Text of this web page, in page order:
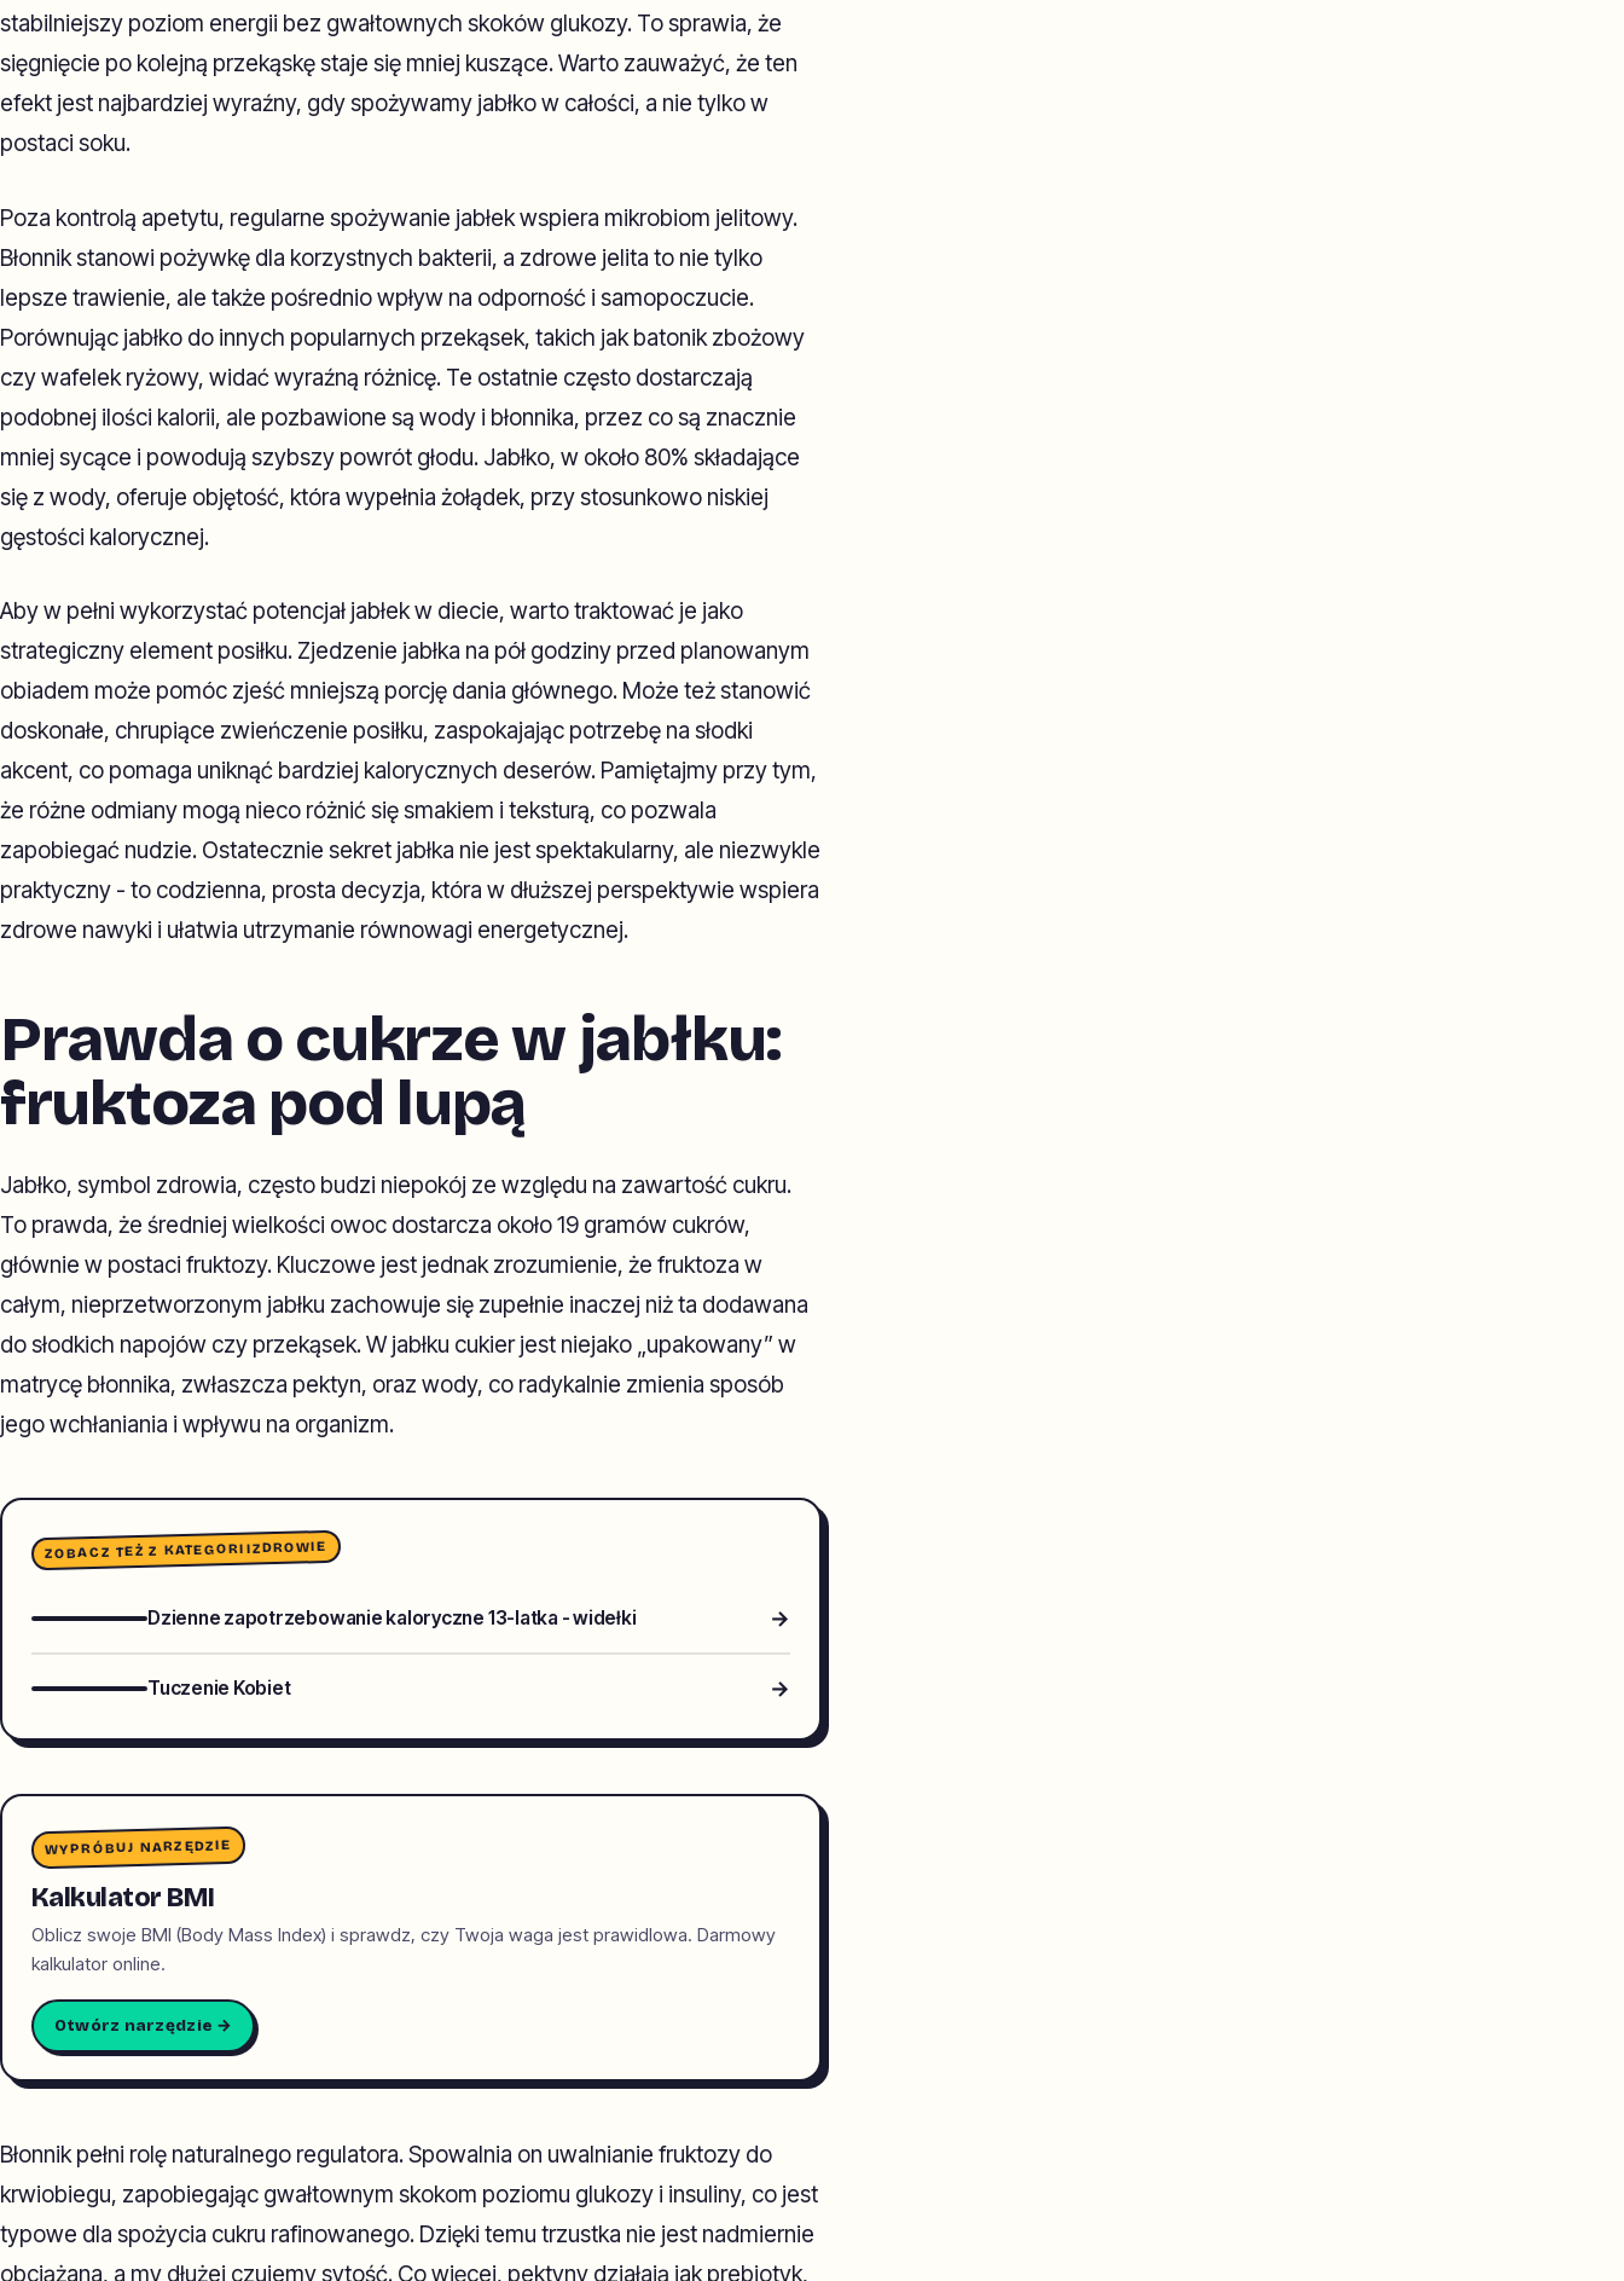
stabilniejszy poziom energii bez gwałtownych skoków glukozy. To sprawia, że
sięgnięcie po kolejną przekąskę staje się mniej kuszące. Warto zauważyć, że ten
efekt jest najbardziej wyraźny, gdy spożywamy jabłko w całości, a nie tylko w
postaci soku.
Poza kontrolą apetytu, regularne spożywanie jabłek wspiera mikrobiom jelitowy.
Błonnik stanowi pożywkę dla korzystnych bakterii, a zdrowe jelita to nie tylko
lepsze trawienie, ale także pośrednio wpływ na odporność i samopoczucie.
Porównując jabłko do innych popularnych przekąsek, takich jak batonik zbożowy
czy wafelek ryżowy, widać wyraźną różnicę. Te ostatnie często dostarczają
podobnej ilości kalorii, ale pozbawione są wody i błonnika, przez co są znacznie
mniej sycące i powodują szybszy powrót głodu. Jabłko, w około 80% składające
się z wody, oferuje objętość, która wypełnia żołądek, przy stosunkowo niskiej
gęstości kalorycznej.
Aby w pełni wykorzystać potencjał jabłek w diecie, warto traktować je jako
strategiczny element posiłku. Zjedzenie jabłka na pół godziny przed planowanym
obiadem może pomóc zjeść mniejszą porcję dania głównego. Może też stanowić
doskonałe, chrupiące zwieńczenie posiłku, zaspokajając potrzebę na słodki
akcent, co pomaga uniknąć bardziej kalorycznych deserów. Pamiętajmy przy tym,
że różne odmiany mogą nieco różnić się smakiem i teksturą, co pozwala
zapobiegać nudzie. Ostatecznie sekret jabłka nie jest spektakularny, ale niezwykle
praktyczny - to codzienna, prosta decyzja, która w dłuższej perspektywie wspiera
zdrowe nawyki i ułatwia utrzymanie równowagi energetycznej.
Prawda o cukrze w jabłku:
fruktoza pod lupą
Jabłko, symbol zdrowia, często budzi niepokój ze względu na zawartość cukru.
To prawda, że średniej wielkości owoc dostarcza około 19 gramów cukrów,
głównie w postaci fruktozy. Kluczowe jest jednak zrozumienie, że fruktoza w
całym, nieprzetworzonym jabłku zachowuje się zupełnie inaczej niż ta dodawana
do słodkich napojów czy przekąsek. W jabłku cukier jest niejako „upakowany” w
matrycę błonnika, zwłaszcza pektyn, oraz wody, co radykalnie zmienia sposób
jego wchłaniania i wpływu na organizm.
ZOBACZ TEŻ Z KATEGORIIZDROWIE
Dzienne zapotrzebowanie kaloryczne 13-latka - widełki →
Tuczenie Kobiet →
WYPRÓBUJ NARZĘDZIE
Kalkulator BMI
Oblicz swoje BMI (Body Mass Index) i sprawdz, czy Twoja waga jest prawidlowa. Darmowy
kalkulator online.
Otwórz narzędzie →
Błonnik pełni rolę naturalnego regulatora. Spowalnia on uwalnianie fruktozy do
krwiobiegu, zapobiegając gwałtownym skokom poziomu glukozy i insuliny, co jest
typowe dla spożycia cukru rafinowanego. Dzięki temu trzustka nie jest nadmiernie
obciążana, a my dłużej czujemy sytość. Co więcej, pektyny działają jak prebiotyk,